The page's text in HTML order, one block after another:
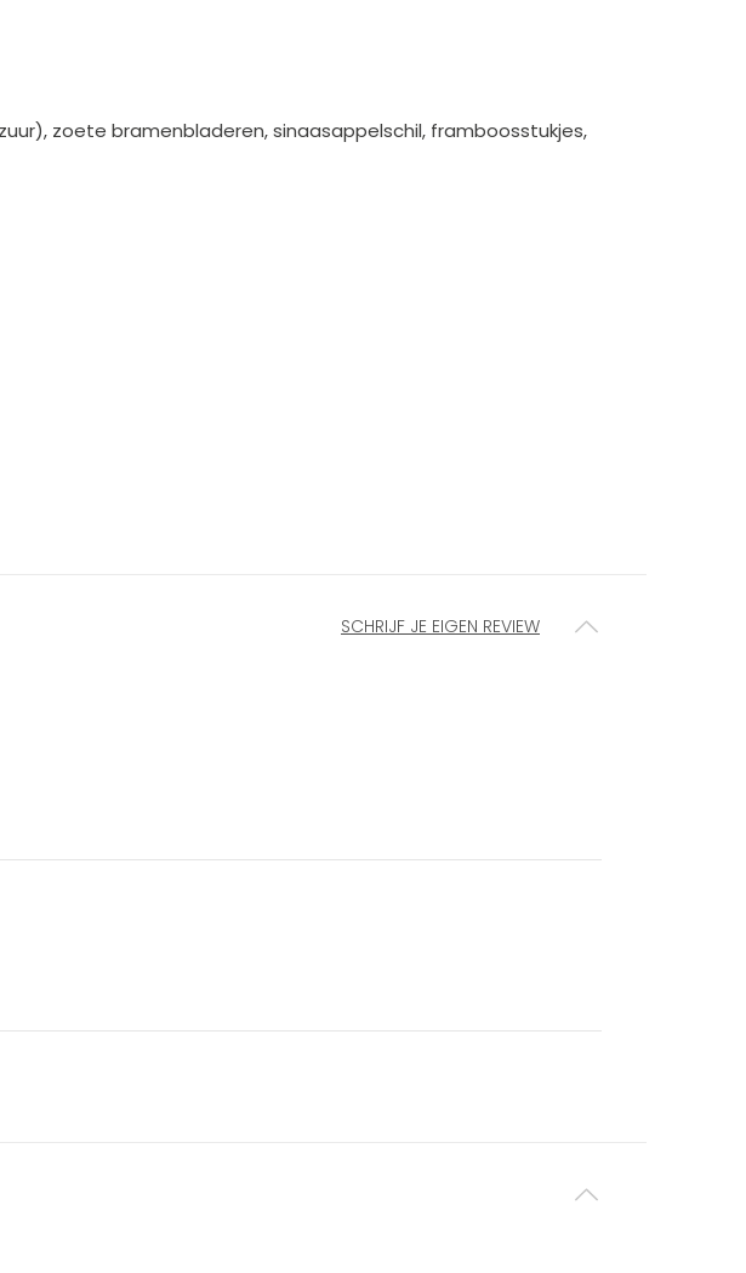
zoete bramenbladeren, sinaasappelschil, framboosstukjes,
SCHRIJF JE EIGEN REVIEW